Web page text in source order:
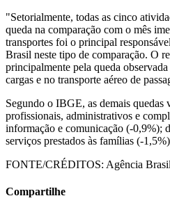
"Setorialmente, todas as cinco
queda na comparação com o mês
transportes foi o principal
Brasil neste tipo de comparação. O
principalmente pela queda
cargas e no transporte aéreo de
Segundo o IBGE, as demais quedas
profissionais, administrativos e
informação e comunicação (-0,9%);
serviços prestados às famílias (-
FONTE/CRÉDITOS: Agência Brasil
Compartilhe